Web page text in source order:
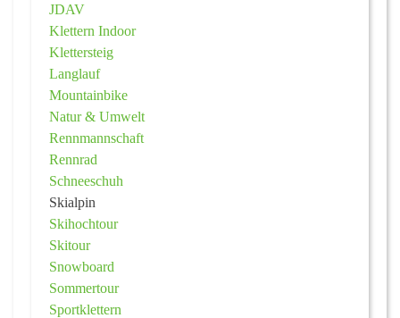
JDAV
Klettern Indoor
Klettersteig
Langlauf
Mountainbike
Natur & Umwelt
Rennmannschaft
Rennrad
Schneeschuh
Skialpin
Skihochtour
Skitour
Snowboard
Sommertour
Sportklettern